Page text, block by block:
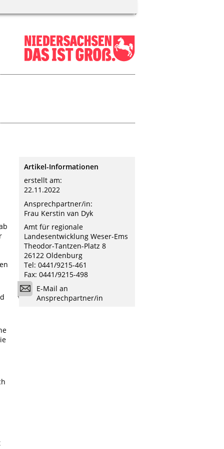
Artikel-Informationen
erstellt am:
22.11.2022
Ansprechpartner/in:
Frau Kerstin van Dyk
Amt für regionale
Landesentwicklung Weser-Ems
Theodor-Tantzen-Platz 8
26122 Oldenburg
Tel: 0441/9215-461
Fax: 0441/9215-498
E-Mail an
Ansprechpartner/in